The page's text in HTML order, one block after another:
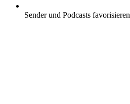
Sender und Podcasts favorisieren